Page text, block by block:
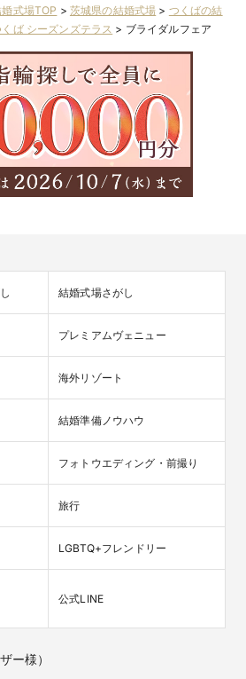
式場TOP > 茨城県の結婚式場 > つくばの結
くば シーズンズテラス > ブライダルフェア
結婚式場さがし
プレミアムヴェニュー
海外リゾート
結婚準備ノウハウ
フォトウエディング・前撮り
旅行
LGBTQ+フレンドリー
公式LINE
ー様）